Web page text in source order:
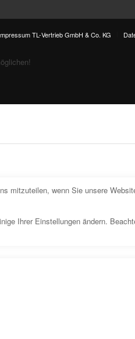
TL-Vertrieb GmbH & Co. KG
mitzuteilen, wenn Sie unsere
Ihrer Einstellungen ändern.